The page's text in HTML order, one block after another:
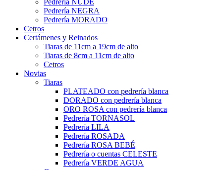
Pedrería NUDE
Pedrería NEGRA
Pedrería MORADO
Cetros
Certámenes y Reinados
Tiaras de 11cm a 19cm de alto
Tiaras de 8cm a 11cm de alto
Cetros
Novias
Tiaras
PLATEADO con pedrería blanca
DORADO con pedrería blanca
ORO ROSA con pedrería blanca
Pedrería TORNASOL
Pedrería LILA
Pedrería ROSADA
Pedrería ROSA BEBÉ
Pedrería o cuentas CELESTE
Pedrería VERDE AGUA